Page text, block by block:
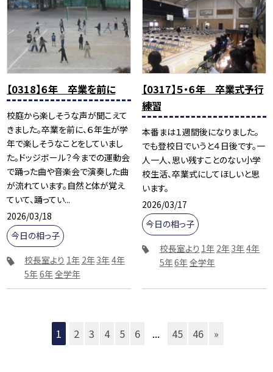
【0318】６年 卒業を前に
校庭から楽しそうな声が聞こえて
きました。卒業を前に、６年生が学
年で楽しそうなことをしていまし
た。ドッジボール？今までの運動会
で踊った曲や音楽会で演奏した曲
が流れています。自然と体が覚え
ていて、踊ってい...
2026/03/18
今日の相っ子
校長室より 1年 2年3年4年
5年6年全学年
【0317】５・６年 卒業式予行
練習
本番まは１週間後になりました。
でも登校日でいうと４日後です。一
人一人、思い残すことのない小学
校生活、卒業式にしてほしいと思
います。
2026/03/17
今日の相っ子
校長室より 1年 2年3年4年
5年6年全学年
1 2 3 4 5 6 ... 45 46 »